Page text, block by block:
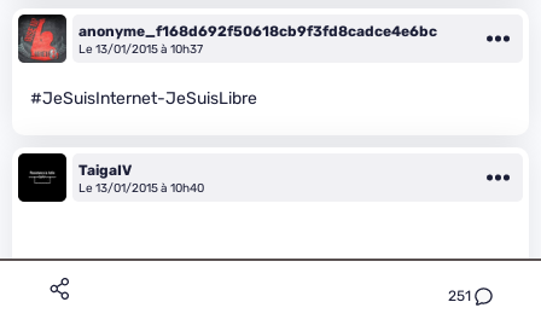
251
anonyme_f168d692f50618cb9f3fd8cadce4e6bc
Le 13/01/2015 à 10h37
#JeSuisInternet-JeSuisLibre
TaigaIV
Le 13/01/2015 à 10h40